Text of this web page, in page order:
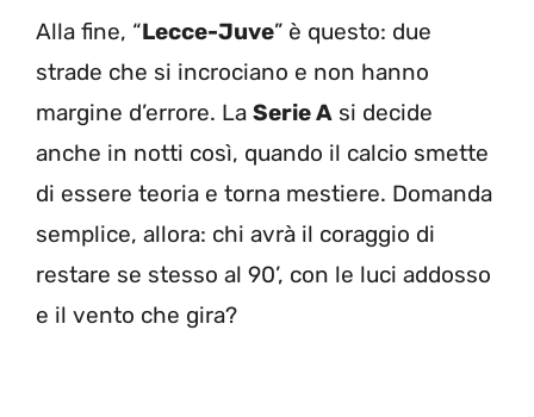
Alla fine, “Lecce-Juve” è questo: due
strade che si incrociano e non hanno
margine d’errore. La Serie A si decide
anche in notti così, quando il calcio smette
di essere teoria e torna mestiere. Domanda
semplice, allora: chi avrà il coraggio di
restare se stesso al 90’, con le luci addosso
e il vento che gira?